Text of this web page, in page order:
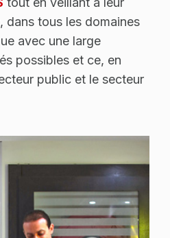
dans tous les domaines
avec une large
possibles et ce, en
public et le secteur